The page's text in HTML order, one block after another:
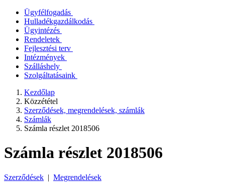
Ügyfélfogadás
Hulladékgazdálkodás
Ügyintézés
Rendeletek
Fejlesztési terv
Intézmények
Szálláshely
Szolgáltatásaink
Kezdőlap
Közzététel
Szerződések, megrendelések, számlák
Számlák
Számla részlet 2018506
Számla részlet 2018506
Szerződések | Megrendelések